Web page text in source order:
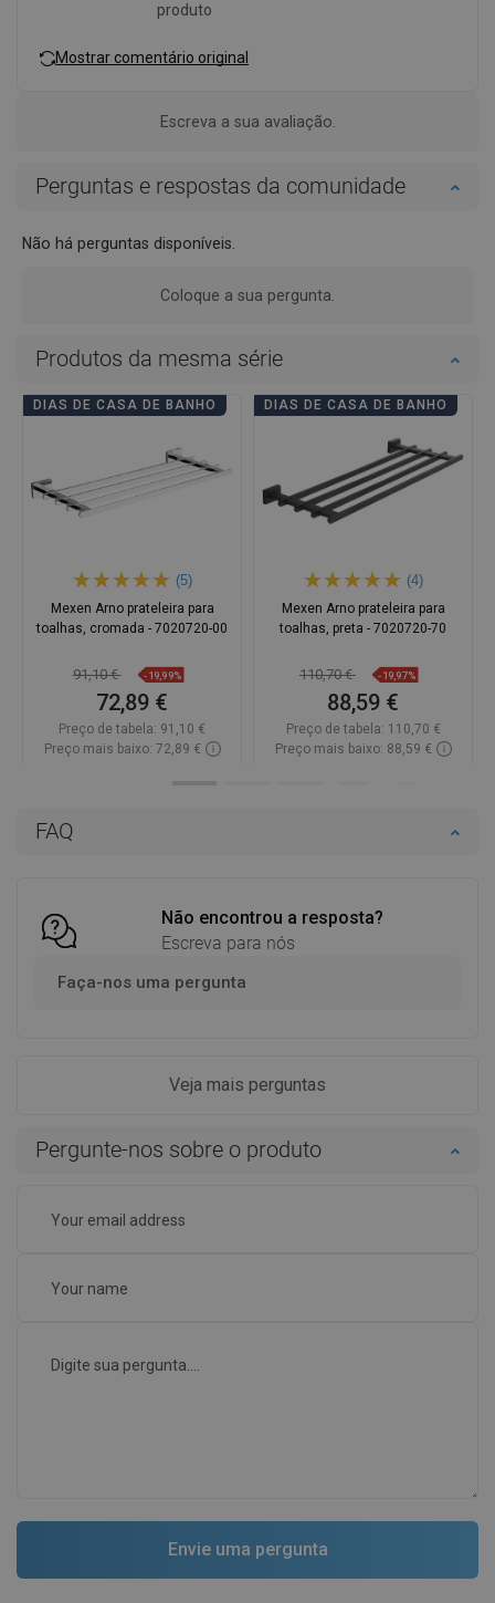
FAQ
Não encontrou a resposta?
Escreva para nós
Faça-nos uma pergunta
Veja mais perguntas
produto
Mostrar comentário original
Escreva a sua avaliação.
Perguntas e respostas da comunidade
Não há perguntas disponíveis.
Coloque a sua pergunta.
Pergunte-nos sobre o produto
Produtos da mesma série
DIAS DE CASA DE BANHO
(5)
Mexen Arno prateleira para
toalhas, cromada - 7020720-00
91,10 € -19,99%
72,89 €
Preço de tabela: 91,10 €
Preço mais baixo: 72,89 €
DIAS DE CASA DE BANHO
(4)
Mexen Arno prateleira para
toalhas, preta - 7020720-70
110,70 € -19,97%
88,59 €
Preço de tabela: 110,70 €
Preço mais baixo: 88,59 €